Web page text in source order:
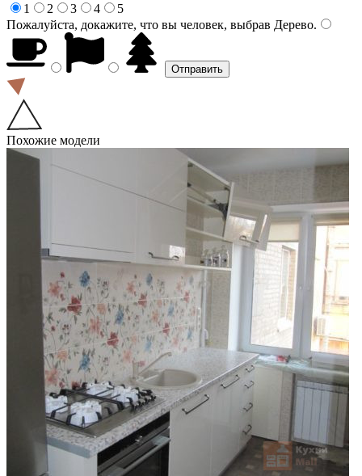
1
2 3 4
5
Пожалуйста, докажите, что вы человек, выбрав Дерево.
Похожие модели